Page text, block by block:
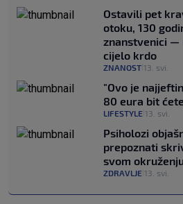
Ostavili pet
otoku, 130
znanstvenici —
cijelo krdo
ZNANOST 13. svi.
"Ovo je
80 eura bit
LIFESTYLE 13. svi.
Psiholozi
prepoznati
svom
ZDRAVLJE 13. svi.